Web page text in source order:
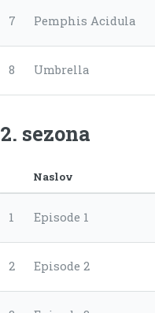
7 Pemphis Acidula
8 Umbrella
2. sezona
Naslov
1 Episode 1
2 Episode 2